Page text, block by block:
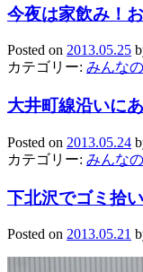
今夜は家飲み！
Posted on 2013.05.25
カテゴリー: みんな
大井町線沿いに
Posted on 2013.05.24
カテゴリー: みんな
下北沢でゴミ拾
Posted on 2013.05.21